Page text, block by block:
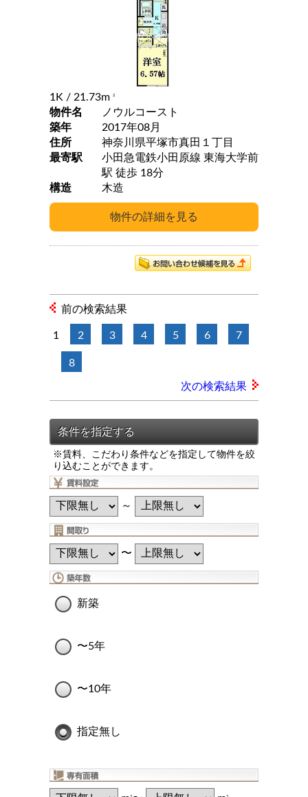
1K / 21.73m 2
物件名
ノウルコースト
築年
2017年08月
住所
神奈川県平塚市真田１丁目
最寄駅
小田急電鉄小田原線 東海大学前
駅 徒歩 18分
構造
木造
前の検索結果
1 2 3 4 5 6 7
8
次の検索結果
※賃料、こだわり条件などを指定して物件を絞
り込むことができます。
～
〜
新築
〜5年
〜10年
指定無し
2 2